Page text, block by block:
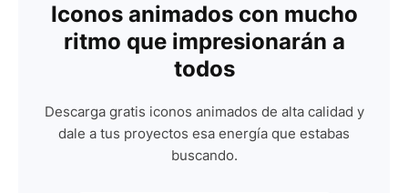
Iconos animados con mucho
ritmo que impresionarán a
todos
Descarga gratis iconos animados de alta calidad y
dale a tus proyectos esa energía que estabas
buscando.